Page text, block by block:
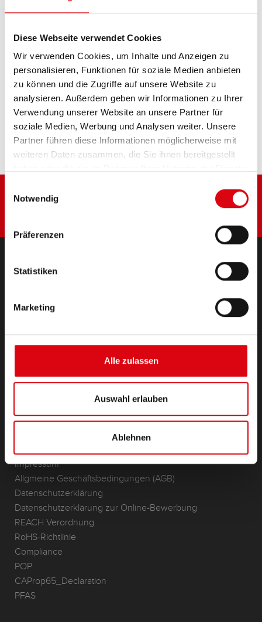
Diese Webseite verwendet Cookies
Wir verwenden Cookies, um Inhalte und Anzeigen zu
personalisieren, Funktionen für soziale Medien anbieten
zu können und die Zugriffe auf unsere Website zu
analysieren. Außerdem geben wir Informationen zu Ihrer
Verwendung unserer Website an unsere Partner für
soziale Medien, Werbung und Analysen weiter. Unsere
Partner führen diese Informationen möglicherweise mit
weiteren Daten zusammen, die Sie ihnen bereitgestellt
Notwendig
Präferenzen
Statistiken
Marketing
Alle zulassen
Auswahl erlauben
Ablehnen
Das Aushängeschild der Banner Markenqualität.
PRODUKTDETAILS >
Diese Batterie kaufen:
HÄNDLER & EINBAUSERVICE >
Zubehör für PKW und Nutzfahrzeuge
(Semi-) Traktion & Standby
Impressum
Allgmeine Geschäftsbedingungen (AGB)
Datenschutzerklärung
Datenschutzerklärung zur Online-Bewerbung
REACH Verordnung
RoHS-Richtlinie
Compliance
POP
CAProp65_Declaration
PFAS